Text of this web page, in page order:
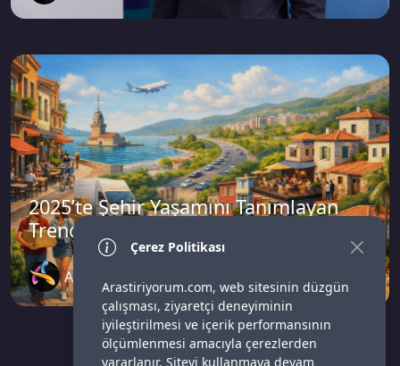
2025’te Şehir Yaşamını Tanımlayan
Trendler
Arastiriyorum
Çerez Politikası
Arastiriyorum.com, web sitesinin düzgün
çalışması, ziyaretçi deneyiminin
iyileştirilmesi ve içerik performansının
ölçümlenmesi amacıyla çerezlerden
yararlanır. Siteyi kullanmaya devam